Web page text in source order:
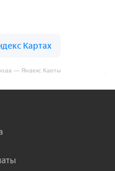
— Яндекс Карты